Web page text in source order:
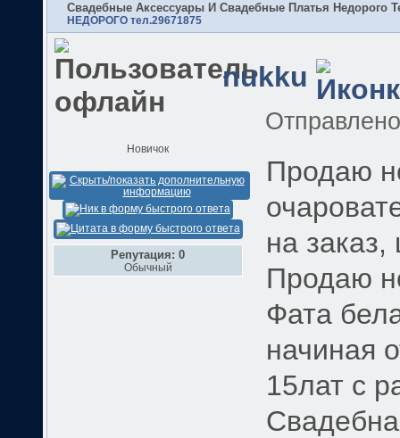
Свадебные Аксессуары И Свадебные Платья Недорого
НЕДОРОГО тел.29671875
nukku
Новичок
Репутация: 0
Обычный
Продаю
на заказ,
Продаю
Фата
начиная
15лат с